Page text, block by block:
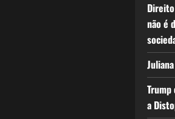
não é
Juliana
Trump
a